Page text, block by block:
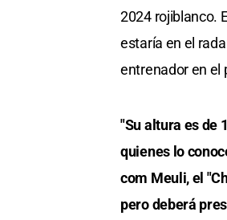
2024 rojiblanco.
estaría en el
entrenador en el
"Su altura es de
quienes lo
com Meuli, el
pero deberá